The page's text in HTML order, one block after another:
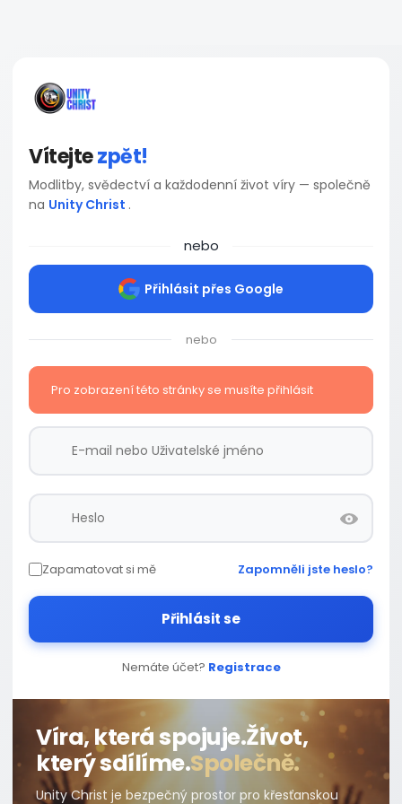
Vítejtezpět!
Modlitby, svědectví a každodenní život víry — společně
na Unity Christ .
nebo
Přihlásit přes Google
nebo
Pro zobrazení této stránky se musíte přihlásit
Zapamatovat si mě Zapomněli jste heslo?
Přihlásit se
Nemáte účet? Registrace
Víra, která spojuje.Život,
který sdílíme.Společně.
Unity Christ je bezpečný prostor pro křesťanskou